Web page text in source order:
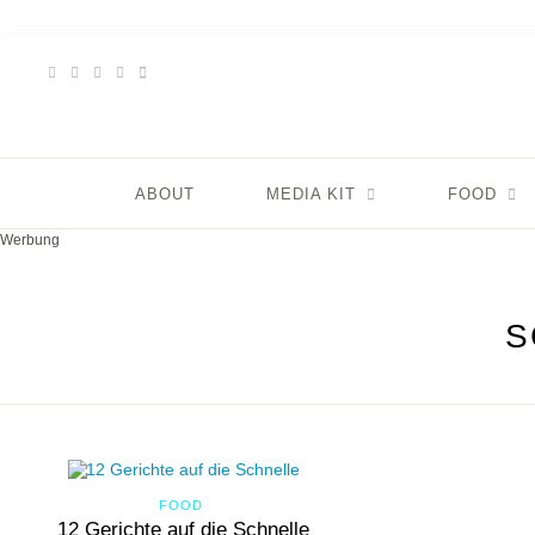
ABOUT MEDIA KIT FOOD
Werbung
FOOD
12 Gerichte auf die Schnelle